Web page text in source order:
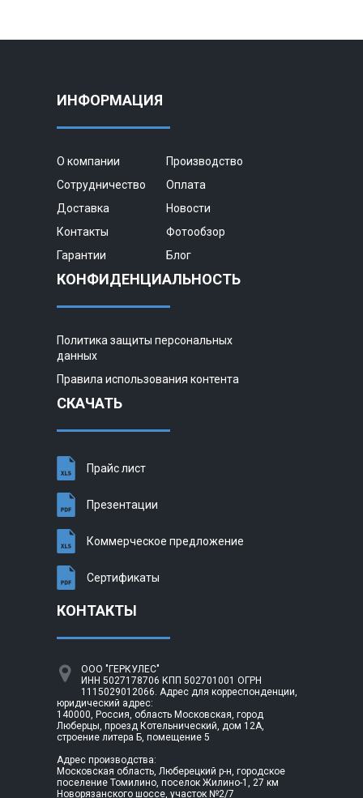
ИНФОРМАЦИЯ
О компании
Производство
Сотрудничество
Оплата
Доставка
Новости
Контакты
Фотообзор
Гарантии
Блог
КОНФИДЕНЦИАЛЬНОСТЬ
Политика защиты персональных
данных
Правила использования контента
СКАЧАТЬ
Прайс лист
Презентации
Коммерческое предложение
Сертификаты
КОНТАКТЫ
ООО "ГЕРКУЛЕС"
ИНН 5027178706 КПП 502701001 ОГРН
1115029012066. Адрес для корреспонденции,
юридический адрес:
140000, Россия, область Московская, город
Люберцы, проезд Котельнический, дом 12А,
строение литера Б, помещение 5
Адрес производства:
Московская область, Люберецкий р-н, городское
поселение Томилино, поселок Жилино-1, 27 км
Новорязанского шоссе, участок №2/7